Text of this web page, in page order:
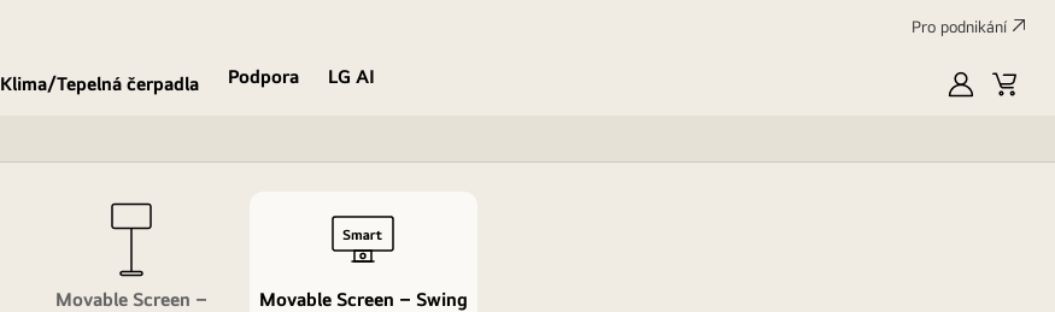
Pro podnikání
Klima/Tepelná čerpadla Podpora
LG AI
MojeVáš
Movable Screen –
Movable Screen – Swing